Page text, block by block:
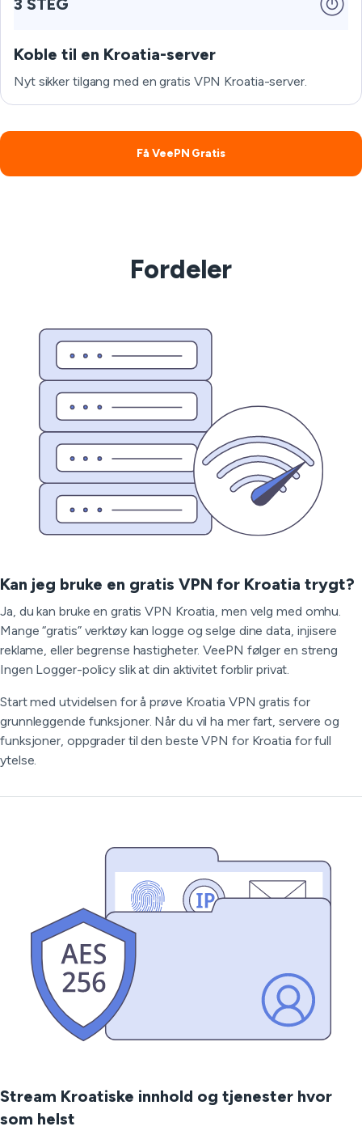
3 STEG
Koble til en Kroatia-server
Nyt sikker tilgang med en gratis VPN Kroatia-server.
Få VeePN Gratis
Fordeler
Kan jeg bruke en gratis VPN for Kroatia trygt?
Ja, du kan bruke en gratis VPN Kroatia, men velg med omhu.
Mange “gratis” verktøy kan logge og selge dine data, injisere
reklame, eller begrense hastigheter. VeePN følger en streng
Ingen Logger-policy slik at din aktivitet forblir privat.
Start med utvidelsen for å prøve Kroatia VPN gratis for
grunnleggende funksjoner. Når du vil ha mer fart, servere og
funksjoner, oppgrader til den beste VPN for Kroatia for full
ytelse.
Stream Kroatiske innhold og tjenester hvor
som helst